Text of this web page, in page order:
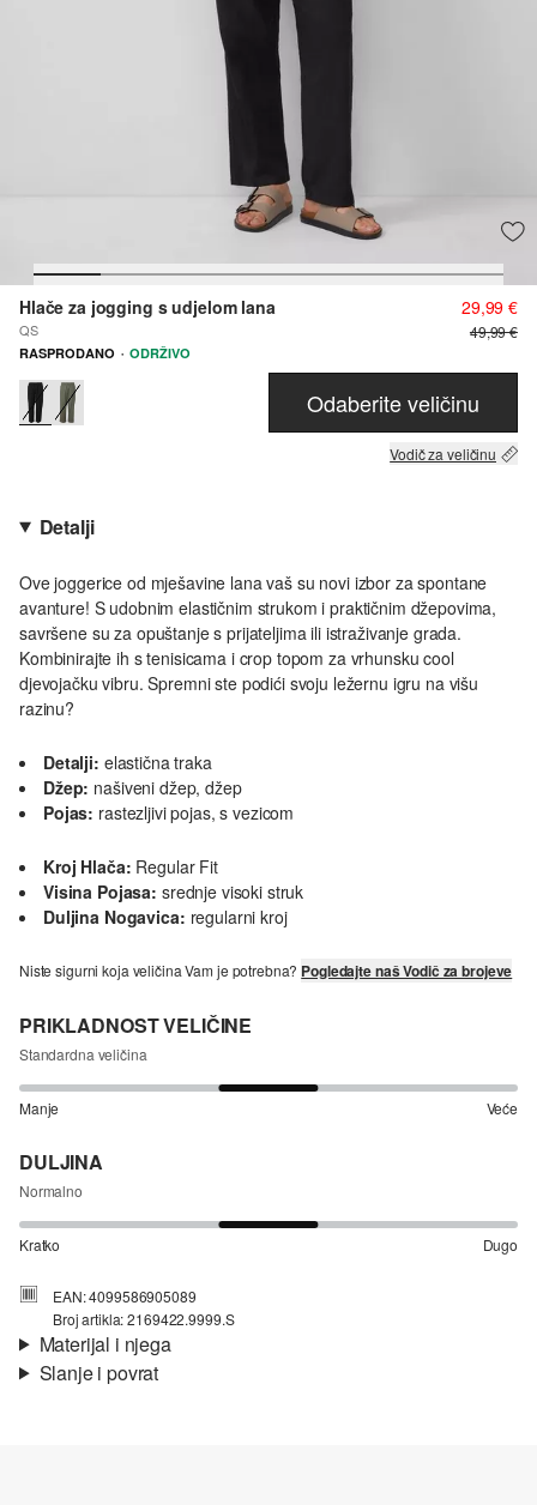
Hlače za jogging s udjelom lana
QS
29,99 €
49,99 €
RASPRODANO · ODRŽIVO
Odaberite veličinu
Vodič za veličinu
Detalji
Ove joggerice od mješavine lana vaš su novi izbor za spontane
avanture! S udobnim elastičnim strukom i praktičnim džepovima,
savršene su za opuštanje s prijateljima ili istraživanje grada.
Kombinirajte ih s tenisicama i crop topom za vrhunsku cool
djevojačku vibru. Spremni ste podići svoju ležernu igru na višu
razinu?
Detalji: elastična traka
Džep: našiveni džep, džep
Pojas: rastezljivi pojas, s vezicom
Kroj Hlača: Regular Fit
Visina Pojasa: srednje visoki struk
Duljina Nogavica: regularni kroj
Niste sigurni koja veličina Vam je potrebna? Pogledajte naš Vodič za brojeve
PRIKLADNOST VELIČINE
Standardna veličina
Manje Veće
DULJINA
Normalno
Kratko Dugo
EAN: 4099586905089
Broj artikla: 2169422.9999.S
Materijal i njega
Slanje i povrat